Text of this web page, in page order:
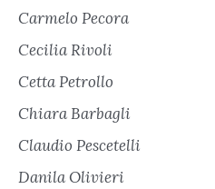
Carmelo Pecora
Cecilia Rivoli
Cetta Petrollo
Chiara Barbagli
Claudio Pescetelli
Danila Olivieri